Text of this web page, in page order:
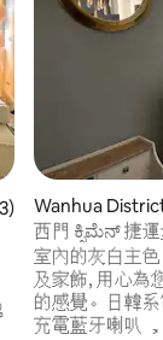
ಸರಾಸರಿ ರೇಟಿಂಗ್, 113
Wanhua
西門 ಕ್ಸಿಮೆನ್ 捷
ಮನೆಯಿಂದ
室內的灰白主
及家飾, 用心為
的感覺。日韓
充電藍牙喇叭